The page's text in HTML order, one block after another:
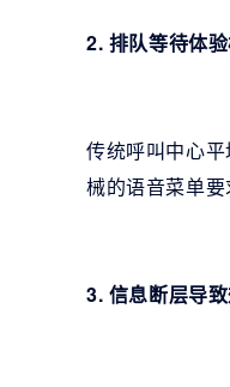
2. 排队等待体
传统呼叫中心
械的语音菜单
3. 信息断层导